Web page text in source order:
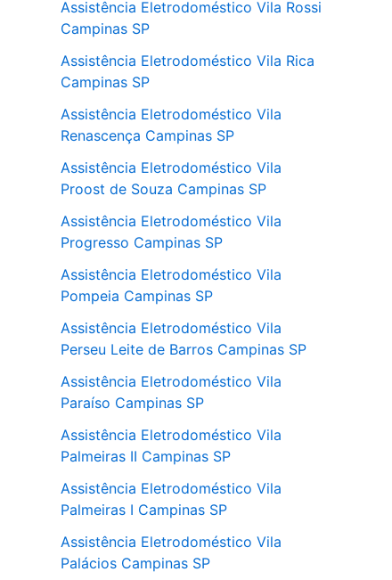
Assistência Eletrodoméstico Vila Rossi
Campinas SP
Assistência Eletrodoméstico Vila Rica
Campinas SP
Assistência Eletrodoméstico Vila
Renascença Campinas SP
Assistência Eletrodoméstico Vila
Proost de Souza Campinas SP
Assistência Eletrodoméstico Vila
Progresso Campinas SP
Assistência Eletrodoméstico Vila
Pompeia Campinas SP
Assistência Eletrodoméstico Vila
Perseu Leite de Barros Campinas SP
Assistência Eletrodoméstico Vila
Paraíso Campinas SP
Assistência Eletrodoméstico Vila
Palmeiras II Campinas SP
Assistência Eletrodoméstico Vila
Palmeiras I Campinas SP
Assistência Eletrodoméstico Vila
Palácios Campinas SP